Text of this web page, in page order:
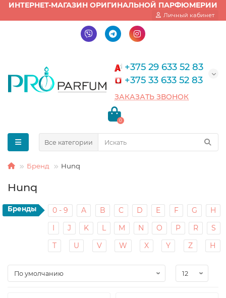
Личный кабинет
ИНТЕРНЕТ-МАГАЗИН ОРИГИНАЛЬНОЙ ПАРФЮМЕРИИ
+375 29 633 52 83
+375 33 633 52 83
ЗАКАЗАТЬ ЗВОНОК
0
Все категории
Бренд Hunq
Hunq
Бренды 0 - 9 A B C D E F G
H
I
J K L M N O P R
S
T
U V W X Y Z Н